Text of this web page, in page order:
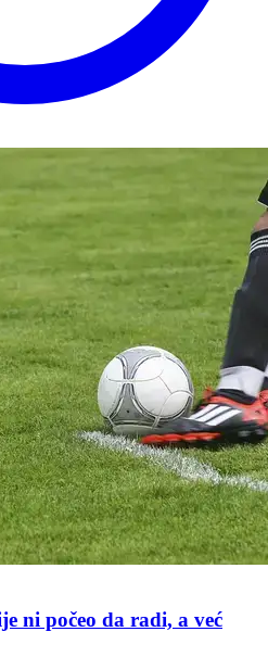
ni počeo da radi, a već